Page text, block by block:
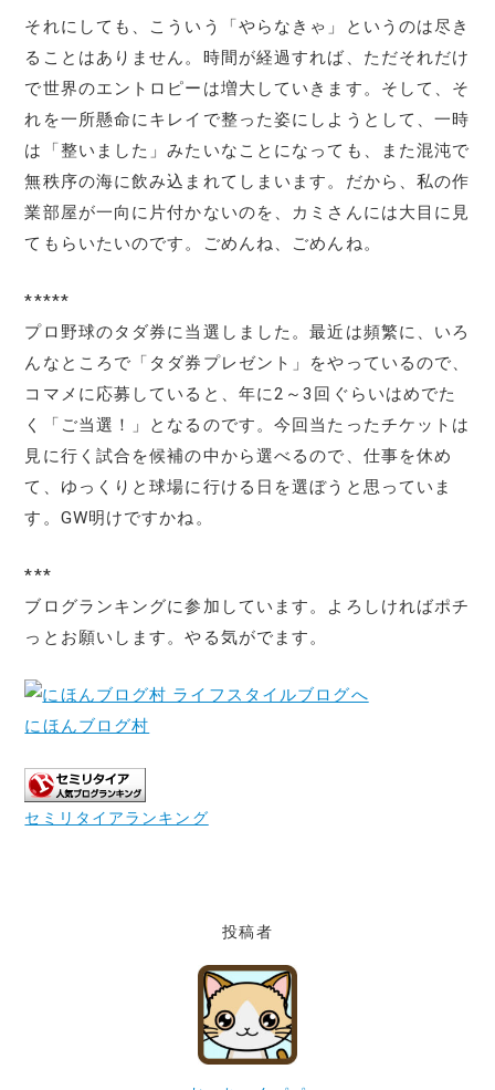
それにしても、こういう「やらなきゃ」というのは尽き
ることはありません。時間が経過すれば、ただそれだけ
で世界のエントロピーは増大していきます。そして、そ
れを一所懸命にキレイで整った姿にしようとして、一時
は「整いました」みたいなことになっても、また混沌で
無秩序の海に飲み込まれてしまいます。だから、私の作
業部屋が一向に片付かないのを、カミさんには大目に見
てもらいたいのです。ごめんね、ごめんね。
*****
プロ野球のタダ券に当選しました。最近は頻繁に、いろ
んなところで「タダ券プレゼント」をやっているので、
コマメに応募していると、年に2～3回ぐらいはめでた
く「ご当選！」となるのです。今回当たったチケットは
見に行く試合を候補の中から選べるので、仕事を休め
て、ゆっくりと球場に行ける日を選ぼうと思っていま
す。GW明けですかね。
***
ブログランキングに参加しています。よろしければポチ
っとお願いします。やる気がでます。
にほんブログ村
セミリタイアランキング
投稿者